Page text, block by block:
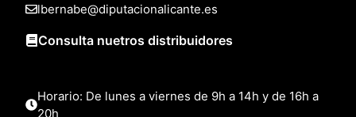
lbernabe@diputacionalicante.es
Consulta nuetros distribuidores
Horario: De lunes a viernes de 9h a 14h y de 16h a
20h